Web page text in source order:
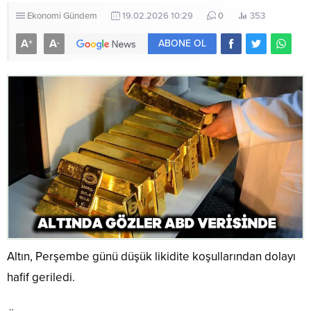
Ekonomi Gündem 19.02.2026 10:29 0 353
A+ A- ABONE OL
Altın, Perşembe günü düşük likidite koşullarından dolayı
hafif geriledi.